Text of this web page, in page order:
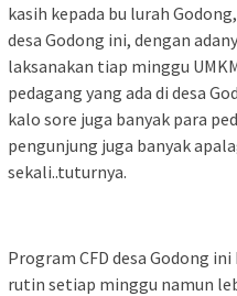
kasih kepada bu lurah
desa Godong ini, dengan
laksanakan tiap minggu
pedagang yang ada di desa
kalo sore juga banyak para
pengunjung juga banyak
sekali..tuturnya.
Program CFD desa Godong
rutin setiap minggu namun